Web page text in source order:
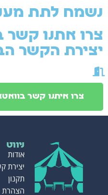
נשמח לתת
צרו אתנו
יצירת הקשר
צרו איתנו קשר
ניווט
אודות
יצירת
תקנון
הצהרת